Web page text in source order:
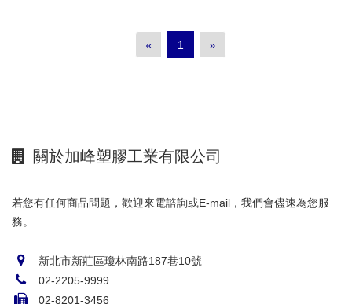
« 1 »
關於加峰塑膠工業有限公司
若您有任何商品問題，歡迎來電諮詢或E-mail，我們會儘速為您服
務。
新北市新莊區瓊林南路187巷10號
02-2205-9999
02-8201-3456